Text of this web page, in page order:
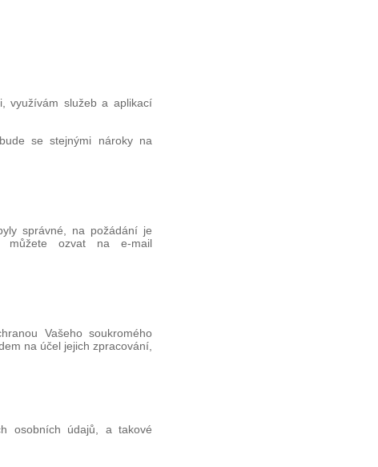
využívám služeb a aplikací
se stejnými nároky na
správné, na požádání je
můžete ozvat na e-mail
Vašeho soukromého
na účel jejich zpracování,
osobních údajů, a takové